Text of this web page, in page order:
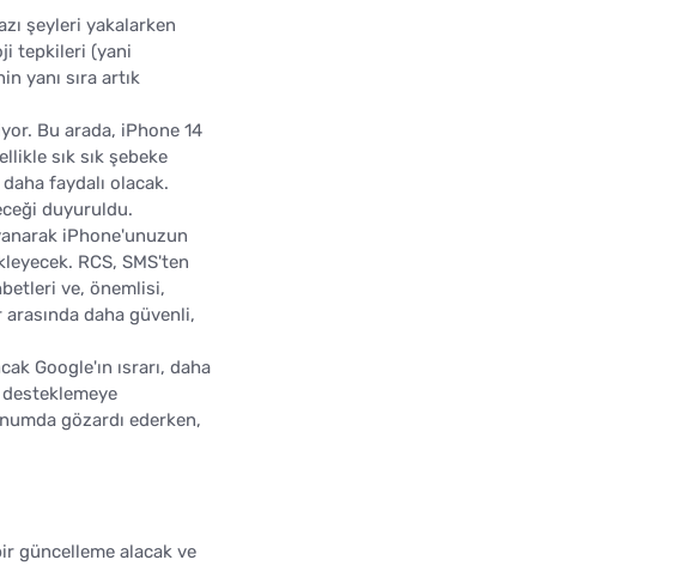
şeyleri yakalarken
tepkileri (yani
yanı sıra artık
Bu arada, iPhone 14
sık sık şebeke
faydalı olacak.
duyuruldu.
iPhone'unuzun
RCS, SMS'ten
ve, önemlisi,
daha güvenli,
Google'ın ısrarı, daha
desteklemeye
gözardı ederken,
güncelleme alacak ve